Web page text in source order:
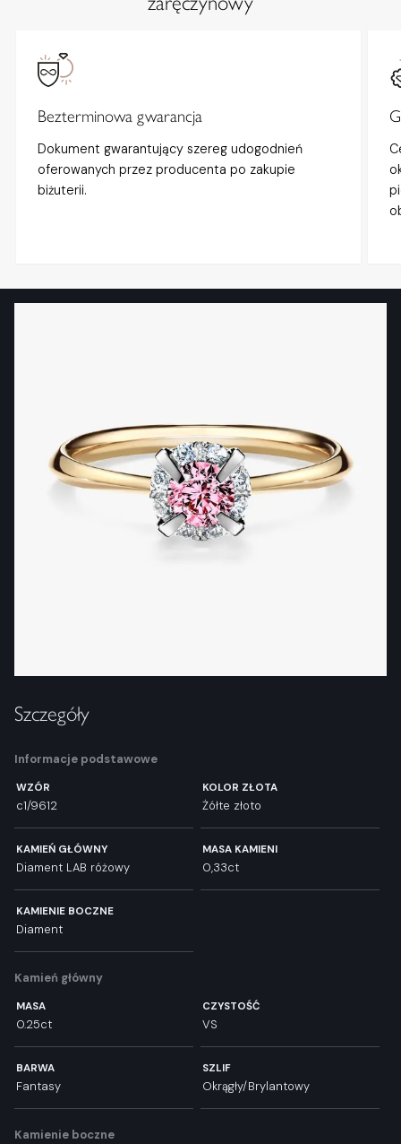
Bezterminowa gwarancja
Dokument gwarantujący szereg udogodnień
oferowanych przez producenta po zakupie
biżuterii.
Szczegóły
Informacje podstawowe
WZÓR
c1/9612
KOLOR ZŁOTA
Żółte złoto
KAMIEŃ GŁÓWNY
Diament LAB różowy
MASA KAMIENI
0,33ct
KAMIENIE BOCZNE
Diament
Kamień główny
MASA
0.25ct
CZYSTOŚĆ
VS
BARWA
Fantasy
SZLIF
Okrągły/Brylantowy
Kamienie boczne